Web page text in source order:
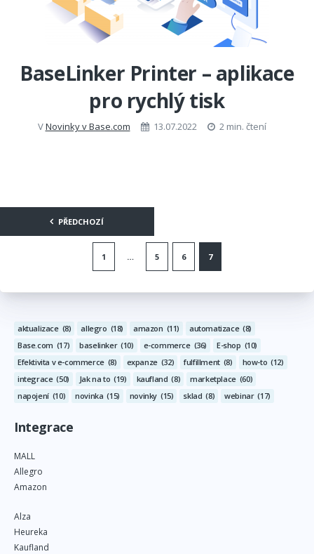
BaseLinker Printer – aplikace
pro rychlý tisk
VNovinky v Base.com 13.07.2022 2 min. čtení
Stránkování
příspěvků
PŘEDCHOZÍ
1 … 5 6 7
aktualizace (8) allegro (18) amazon (11) automatizace (8)
Base.com (17) baselinker (10) e-commerce (36) E-shop (10)
Efektivita v e-commerce (8) expanze (32) fulfillment (8) how-to (12)
integrace (50) Jak na to (19) kaufland (8) marketplace (60)
napojení (10) novinka (15) novinky (15) sklad (8) webinar (17)
Integrace
MALL
Allegro
Amazon
Alza
Heureka
Kaufland